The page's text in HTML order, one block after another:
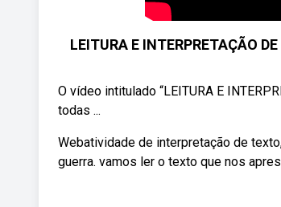
LEITURA E INTERPRETAÇÃO
O vídeo intitulado “LEITURA E
todas ...
Webatividade de interpretação de
guerra. vamos ler o texto que nos